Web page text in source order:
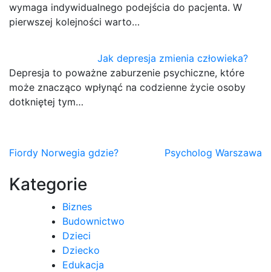
wymaga indywidualnego podejścia do pacjenta. W
pierwszej kolejności warto…
Jak depresja zmienia człowieka?
Depresja to poważne zaburzenie psychiczne, które
może znacząco wpłynąć na codzienne życie osoby
dotkniętej tym…
Nawigacja
wpisu
Fiordy Norwegia gdzie? Psycholog Warszawa
Kategorie
Biznes
Budownictwo
Dzieci
Dziecko
Edukacja